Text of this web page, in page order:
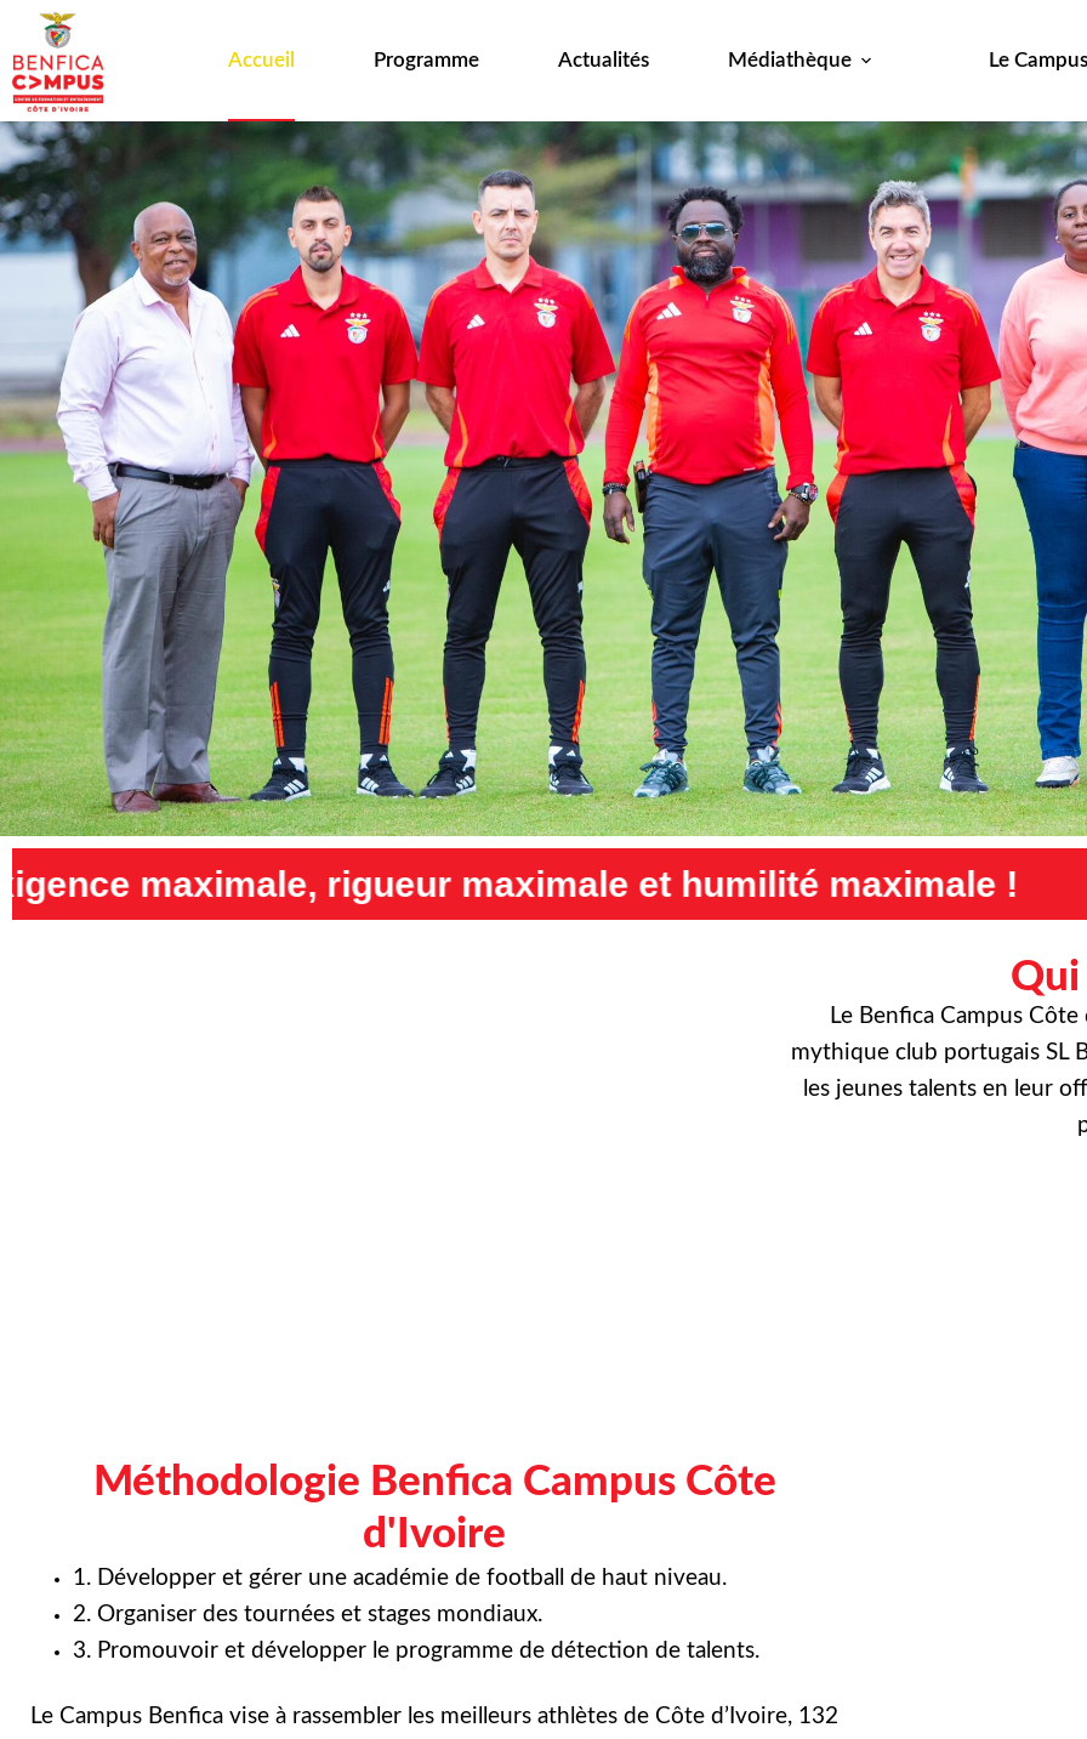
Accueil Programme Actualités Médiathèque Le Campus
maximale et humilité maximale ! Exigence
Qui
Le Benfica Campus
mythique club portugais SL
les jeunes talents en leur
Méthodologie Benfica Campus Côte
d'Ivoire
1. Développer et gérer une académie de football de haut niveau.
2. Organiser des tournées et stages mondiaux.
3. Promouvoir et développer le programme de détection de talents.
Le Campus Benfica vise à rassembler les meilleurs athlètes de Côte d’Ivoire, 132